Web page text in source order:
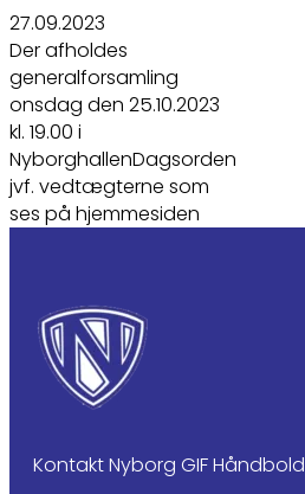
27.09.2023
Der afholdes
generalforsamling
onsdag den 25.10.2023
kl. 19.00 i
NyborghallenDagsorden
jvf. vedtægterne som
ses på hjemmesiden
Kontakt Nyborg GIF Håndbold